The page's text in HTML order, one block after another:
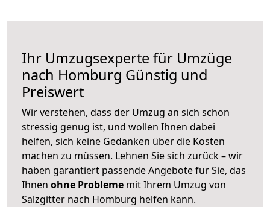
Ihr Umzugsexperte für Umzüge
nach Homburg Günstig und
Preiswert
Wir verstehen, dass der Umzug an sich schon
stressig genug ist, und wollen Ihnen dabei
helfen, sich keine Gedanken über die Kosten
machen zu müssen. Lehnen Sie sich zurück – wir
haben garantiert passende Angebote für Sie, das
Ihnen ohne Probleme mit Ihrem Umzug von
Salzgitter nach Homburg helfen kann.